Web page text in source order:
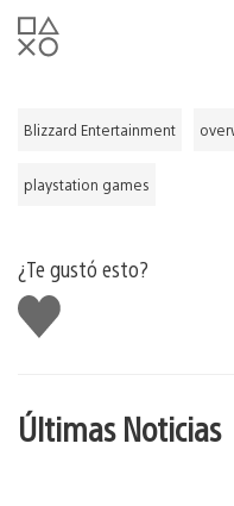
Blizzard Entertainment
playstation games
¿Te gustó esto?
Me
gusta
Últimas Noticias